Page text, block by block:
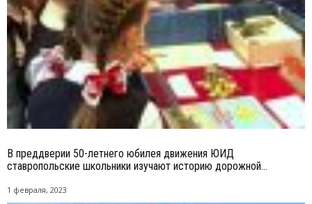
В преддверии 50-летнего юбилея движения ЮИД
ставропольские школьники изучают историю дорожной...
1 февраля, 2023